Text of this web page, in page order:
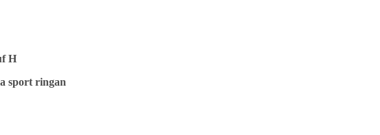
H
sport ringan